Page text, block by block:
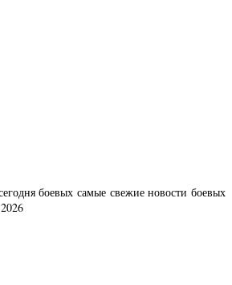
боевых самые свежие новости боевых